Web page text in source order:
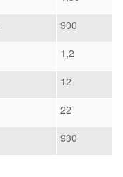
900
1,2
12
22
930